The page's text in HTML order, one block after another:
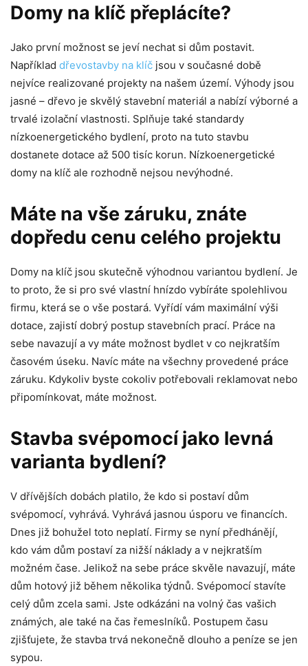
Domy na klíč přeplácíte?
Jako první možnost se jeví nechat si dům postavit.
Například dřevostavby na klíč jsou v současné době
nejvíce realizované projekty na našem území. Výhody jsou
jasné – dřevo je skvělý stavební materiál a nabízí výborné a
trvalé izolační vlastnosti. Splňuje také standardy
nízkoenergetického bydlení, proto na tuto stavbu
dostanete dotace až 500 tisíc korun. Nízkoenergetické
domy na klíč ale rozhodně nejsou nevýhodné.
Máte na vše záruku, znáte
dopředu cenu celého projektu
Domy na klíč jsou skutečně výhodnou variantou bydlení. Je
to proto, že si pro své vlastní hnízdo vybíráte spolehlivou
firmu, která se o vše postará. Vyřídí vám maximální výši
dotace, zajistí dobrý postup stavebních prací. Práce na
sebe navazují a vy máte možnost bydlet v co nejkratším
časovém úseku. Navíc máte na všechny provedené práce
záruku. Kdykoliv byste cokoliv potřebovali reklamovat nebo
připomínkovat, máte možnost.
Stavba svépomocí jako levná
varianta bydlení?
V dřívějších dobách platilo, že kdo si postaví dům
svépomocí, vyhrává. Vyhrává jasnou úsporu ve financích.
Dnes již bohužel toto neplatí. Firmy se nyní předhánějí,
kdo vám dům postaví za nižší náklady a v nejkratším
možném čase. Jelikož na sebe práce skvěle navazují, máte
dům hotový již během několika týdnů. Svépomocí stavíte
celý dům zcela sami. Jste odkázáni na volný čas vašich
známých, ale také na čas řemeslníků. Postupem času
zjišťujete, že stavba trvá nekonečně dlouho a peníze se jen
sypou.